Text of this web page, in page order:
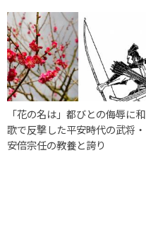
「花の名は」都びとの侮辱に和
歌で反撃した平安時代の武将・
安倍宗任の教養と誇り